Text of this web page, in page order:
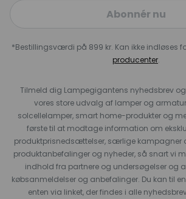
Abonnér nu
*Bestillingsværdi på 899 kr. Kan ikke indløses
producenter.
Tilmeld dig Lampegigantens nyhedsbrev
vores store udvalg af lamper og
solcellelamper, smart home-produkter og
første til at modtage information om
produktprisnedsættelser, særlige kampagner
produktanbefalinger og nyheder, så snart vi
indhold fra partnere og undersøgelser og
købsanmeldelser og anbefalinger. Du kan til
enten via linket, der findes i alle